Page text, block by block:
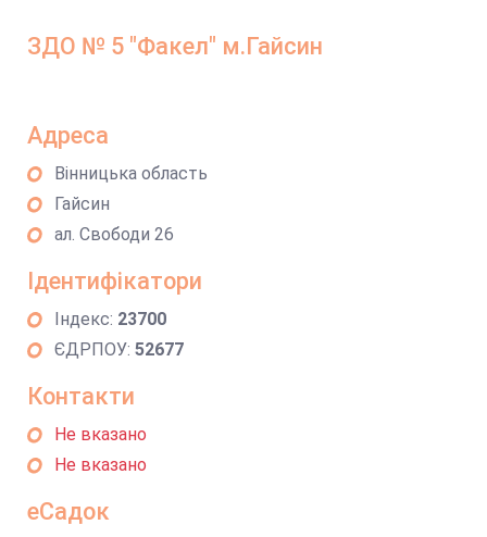
ЗДО № 5 "Факел" м.Гайсин
Адреса
Вінницька область
Гайсин
ал. Свободи 26
Ідентифікатори
Індекс: 23700
ЄДРПОУ: 52677
Контакти
Не вказано
Не вказано
еСадок